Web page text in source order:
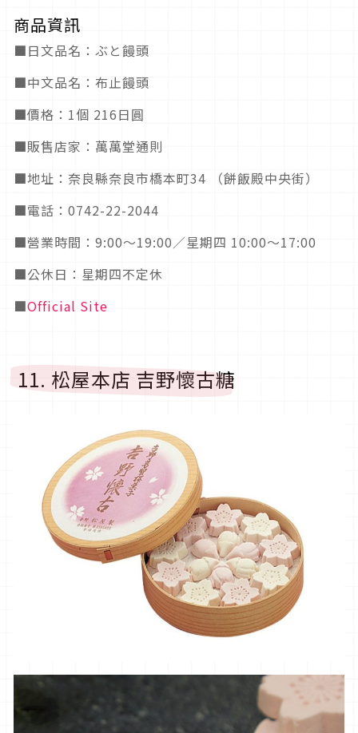
商品資訊
■日文品名：ぶと饅頭
■中文品名：布止饅頭
■價格：1個 216日圓
■販售店家：萬萬堂通則
■地址：奈良縣奈良市橋本町34 （餅飯殿中央街）
■電話：0742-22-2044
■營業時間：9:00～19:00／星期四 10:00～17:00
■公休日：星期四不定休
■Official Site
11. 松屋本店 吉野懷古糖